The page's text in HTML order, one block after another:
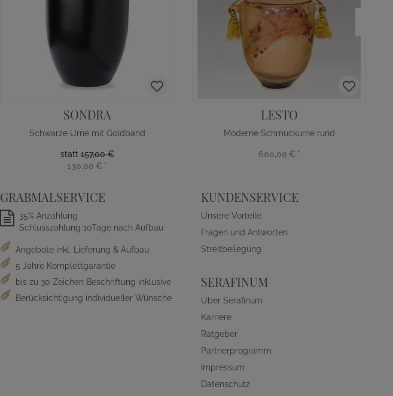
SONDRA
Schwarze Urne mit Goldband
statt157,00 €
130,00 € *
LESTO
Moderne Schmuckurne rund
600,00 € *
GRABMALSERVICE
35% Anzahlung
Schlusszahlung 10Tage nach Aufbau
Angebote inkl. Lieferung & Aufbau
5 Jahre Komplettgarantie
bis zu 30 Zeichen Beschriftung inklusive
Berücksichtigung individueller Wünsche
KUNDENSERVICE
Unsere Vorteile
Fragen und Antworten
Streitbeilegung
SERAFINUM
Über Serafinum
Karriere
Ratgeber
Partnerprogramm
Impressum
Datenschutz